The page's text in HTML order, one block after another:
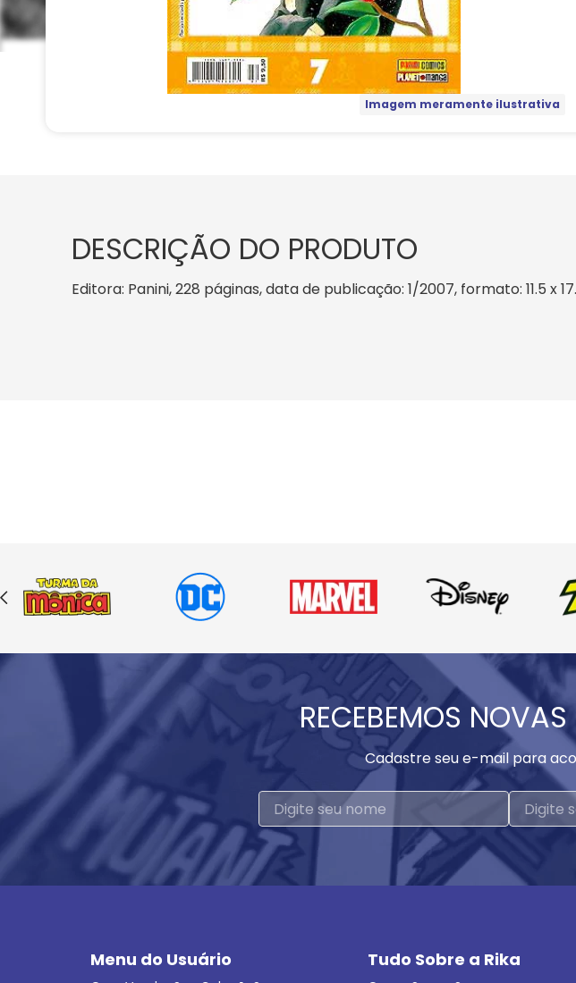
Imagem meramente ilustrativa
DESCRIÇÃO DO PRODUTO
Editora: Panini, 228 páginas, data de publicação: 1/2007, formato: 11.5
RECEBEMOS
Cadastre seu e-mail para
Menu do Usuário Tudo Sobre a Rika